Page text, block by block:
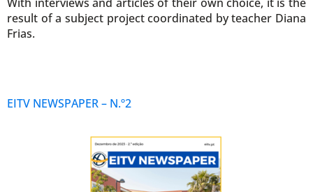
result of a subject project coordinated by teacher Diana
Frias.
EITV NEWSPAPER – N.º2